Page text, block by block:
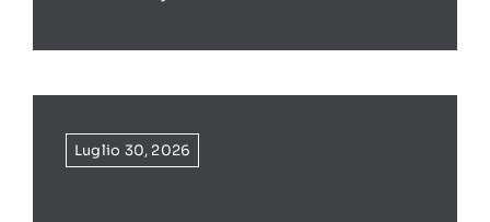
Luglio 30, 2026